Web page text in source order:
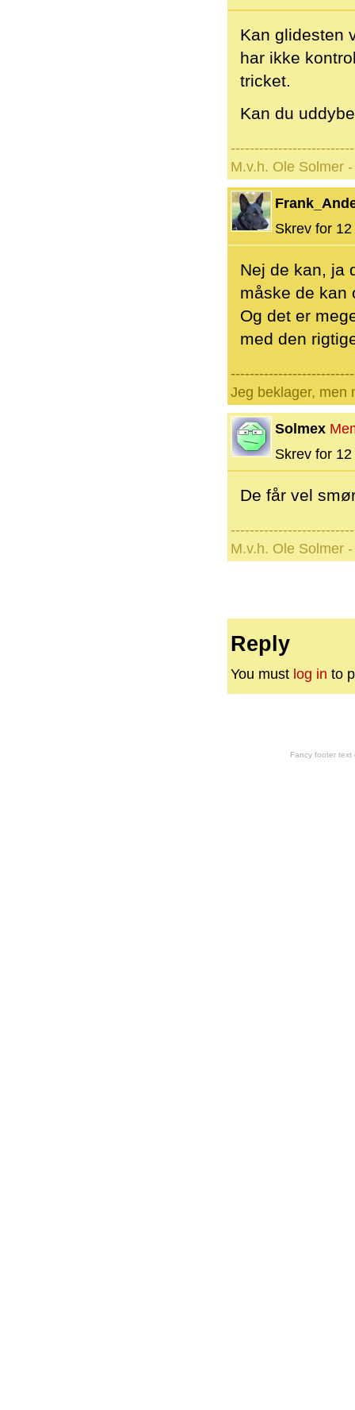
Kan glidesten
har ikke
tricket.
Kan du
M.v.h. Ole Solmer
Skrev for
Nej de kan, ja
måske de kan
Og det er
med den
Jeg beklager, men
Solmex
Skrev for
De får vel
M.v.h. Ole Solmer
Reply
You must log in to
Fancy footer